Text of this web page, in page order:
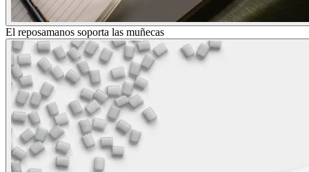
El reposamanos soporta las muñecas